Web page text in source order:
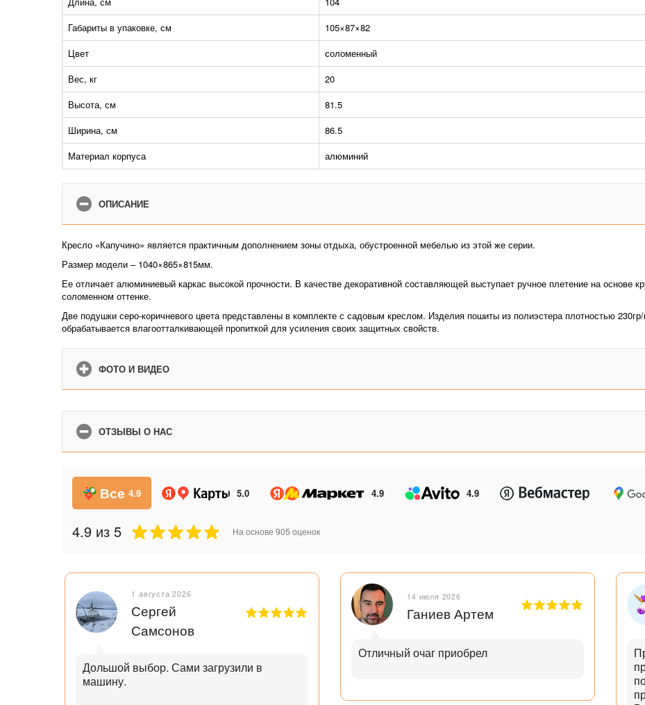
Габариты в упаковке, см
105×87×82
Цвет
соломенный
Вес, кг
20
Высота, см
81.5
Ширина, см
86.5
Материал корпуса
алюминий
ОПИСАНИЕ
Кресло «Капучино» является практичным дополнением зоны отдыха, обустроенной мебелью из этой же серии.
Размер модели – 1040×865×815мм.
Ее отличает алюминиевый каркас высокой прочности. В качестве декоративной составляющей выступает ручное плетение на основе
соломенном оттенке.
Две подушки серо-коричневого цвета представлены в комплекте с садовым креслом. Изделия пошиты из полиэстера плотностью
обрабатывается влагоотталкивающей пропиткой для усиления своих защитных свойств.
ФОТО И ВИДЕО
ОТЗЫВЫ О НАС
Все 4.9 5.0 4.9 4.9
4.9из 5 На основе 905 оценок
1 августа 2026
Сергей
Самсонов
Дольшой выбор. Сами загрузили в
машину.
14 июля 2026
Ганиев Артем
Отличный очаг приобрел